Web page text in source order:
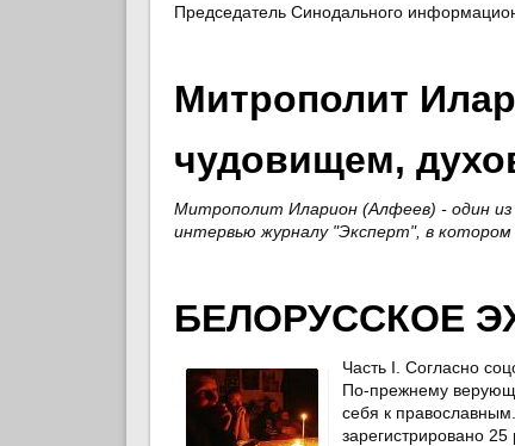
Председатель Синодального
Митрополит
чудовищем,
Митрополит Иларион (Алфеев) - один из
интервью журналу "Эксперт", в
БЕЛОРУССКОЕ
Часть I. Согласно
По-прежнему
себя к
зарегистрировано